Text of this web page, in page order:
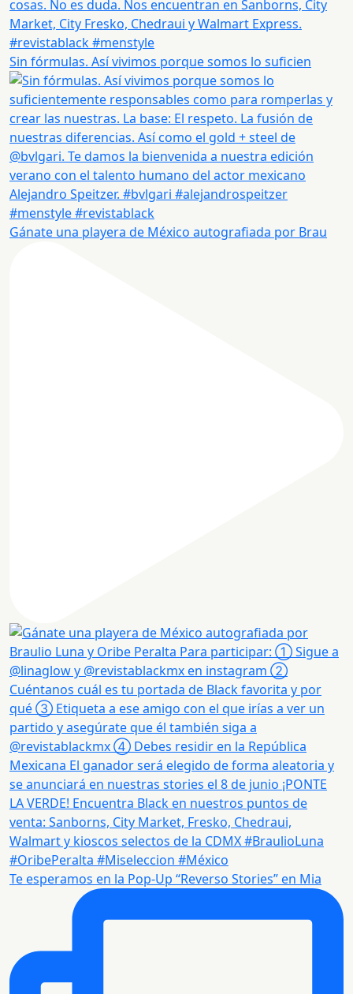
Sin fórmulas. Así vivimos porque somos lo suficien
Gánate una playera de México autografiada por Brau
Te esperamos en la Pop-Up “Reverso Stories” en Mia